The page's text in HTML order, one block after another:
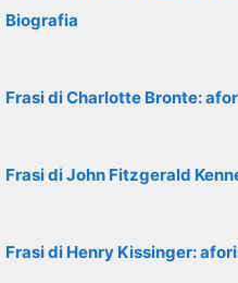
Biografia
Frasi di Charlotte Bronte:
Frasi di John Fitzgerald
Frasi di Henry Kissinger: